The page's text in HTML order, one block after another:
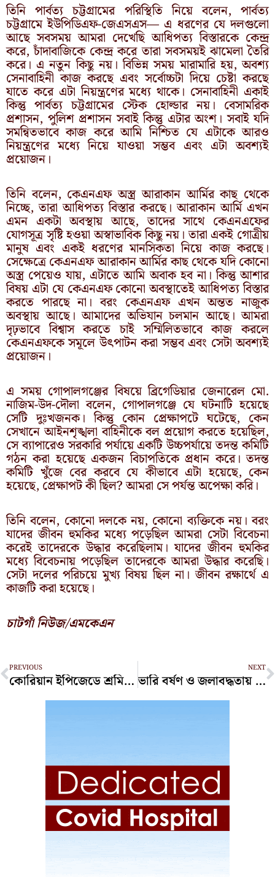
তিনি পার্বত্য চট্টগ্রামের পরিস্থিতি নিয়ে বলেন, পার্বত্য
চট্টগ্রামে ইউপিডিএফ-জেএসএস— এ ধরণের যে দলগুলো
আছে সবসময় আমরা দেখেছি আধিপত্য বিস্তারকে কেন্দ্র
করে, চাঁদাবাজিকে কেন্দ্র করে তারা সবসময়ই ঝামেলা তৈরি
করে। এ নতুন কিছু নয়। বিভিন্ন সময় মারামারি হয়, অবশ্য
সেনাবাহিনী কাজ করছে এবং সর্বোচ্চটা দিয়ে চেষ্টা করছে
যাতে করে এটা নিয়ন্ত্রণের মধ্যে থাকে। সেনাবাহিনী একাই
কিন্তু পার্বত্য চট্টগ্রামের স্টেক হোল্ডার নয়। বেসামরিক
প্রশাসন, পুলিশ প্রশাসন সবাই কিন্তু এটার অংশ। সবাই যদি
সমন্বিতভাবে কাজ করে আমি নিশ্চিত যে এটাকে আরও
নিয়ন্ত্রণের মধ্যে নিয়ে যাওয়া সম্ভব এবং এটা অবশ্যই
প্রয়োজন।
তিনি বলেন, কেএনএফ অস্ত্র আরাকান আর্মির কাছ থেকে
নিচ্ছে, তারা আধিপত্য বিস্তার করছে। আরাকান আর্মি এখন
এমন একটা অবস্থায় আছে, তাদের সাথে কেএনএফের
যোগসূত্র সৃষ্টি হওয়া অস্বাভাবিক কিছু নয়। তারা একই গোত্রীয়
মানুষ এবং একই ধরণের মানসিকতা নিয়ে কাজ করছে।
সেক্ষেত্রে কেএনএফ আরাকান আর্মির কাছ থেকে যদি কোনো
অস্ত্র পেয়েও যায়, এটাতে আমি অবাক হব না। কিন্তু আশার
বিষয় এটা যে কেএনএফ কোনো অবস্থাতেই আধিপত্য বিস্তার
করতে পারছে না। বরং কেএনএফ এখন অন্তত নাজুক
অবস্থায় আছে। আমাদের অভিযান চলমান আছে। আমরা
দৃঢ়ভাবে বিশ্বাস করতে চাই সম্মিলিতভাবে কাজ করলে
কেএনএফকে সমূলে উৎপাটন করা সম্ভব এবং সেটা অবশ্যই
প্রয়োজন।
এ সময় গোপালগঞ্জের বিষয়ে ব্রিগেডিয়ার জেনারেল মো.
নাজিম-উদ-দৌলা বলেন, গোপালগঞ্জে যে ঘটনাটি হয়েছে
সেটি দুঃখজনক। কিন্তু কোন প্রেক্ষাপটে ঘটেছে, কেন
সেখানে আইনশৃঙ্খলা বাহিনীকে বল প্রয়োগ করতে হয়েছিল,
সে ব্যাপারেও সরকারি পর্যায়ে একটি উচ্চপর্যায়ে তদন্ত কমিটি
গঠন করা হয়েছে একজন বিচাপতিকে প্রধান করে। তদন্ত
কমিটি খুঁজে বের করবে যে কীভাবে এটা হয়েছে, কেন
হয়েছে, প্রেক্ষাপট কী ছিল? আমরা সে পর্যন্ত অপেক্ষা করি।
তিনি বলেন, কোনো দলকে নয়, কোনো ব্যক্তিকে নয়। বরং
যাদের জীবন হুমকির মধ্যে পড়েছিল আমরা সেটা বিবেচনা
করেই তাদেরকে উদ্ধার করেছিলাম। যাদের জীবন হুমকির
মধ্যে বিবেচনায় পড়েছিল তাদেরকে আমরা উদ্ধার করেছি।
সেটা দলের পরিচয়ে মুখ্য বিষয় ছিল না। জীবন রক্ষার্থে এ
কাজটি করা হয়েছে।
চাটগাঁ নিউজ/এমকেএন
Prev
PREVIOUS
কোরিয়ান ইপিজেডে শ্রমিকবাহী বাস উল্টে আহত ১০
NEXT
ভারি বর্ষণ ও জলাবদ্ধতায় চট্টগ্রামে দুর্ভোগ